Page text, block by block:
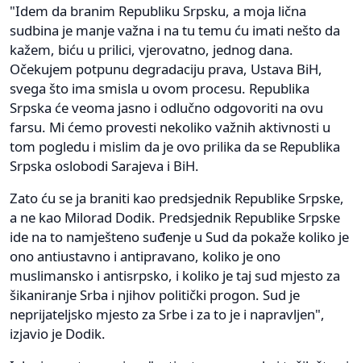
"Idem da branim Republiku Srpsku, a moja lična
sudbina je manje važna i na tu temu ću imati nešto da
kažem, biću u prilici, vjerovatno, jednog dana.
Očekujem potpunu degradaciju prava, Ustava BiH,
svega što ima smisla u ovom procesu. Republika
Srpska će veoma jasno i odlučno odgovoriti na ovu
farsu. Mi ćemo provesti nekoliko važnih aktivnosti u
tom pogledu i mislim da je ovo prilika da se Republika
Srpska oslobodi Sarajeva i BiH.
Zato ću se ja braniti kao predsjednik Republike Srpske,
a ne kao Milorad Dodik. Predsjednik Republike Srpske
ide na to namješteno suđenje u Sud da pokaže koliko je
ono antiustavno i antipravano, koliko je ono
muslimansko i antisrpsko, i koliko je taj sud mjesto za
šikaniranje Srba i njihov politički progon. Sud je
neprijateljsko mjesto za Srbe i za to je i napravljen",
izjavio je Dodik.